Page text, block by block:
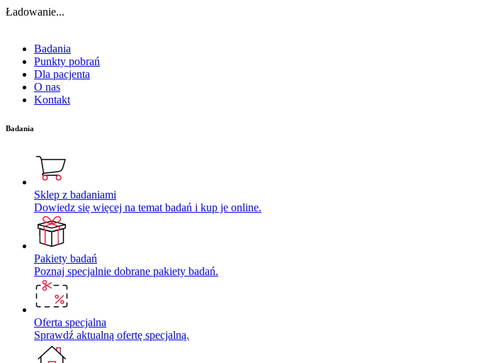
Ładowanie...
Badania
Punkty pobrań
Dla pacjenta
O nas
Kontakt
Badania
Sklep z badaniami
Dowiedz się więcej na temat badań i kup je online.
Pakiety badań
Poznaj specjalnie dobrane pakiety badań.
Oferta specjalna
Sprawdź aktualną ofertę specjalną.